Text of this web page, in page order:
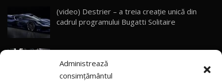
Administrează
consimțământul
30
Primele impresii despre BYD Seal U DM-i,
Sealion 7 și Seal 5 DM-i / Test Drive
AutoBlog.MD
13:56
(video) Destrier – a treia creație unică din
cadrul programului Bugatti Solitaire
(video) SRT prezintă tehnologia eBoost Air
care elimină decalajul turbo